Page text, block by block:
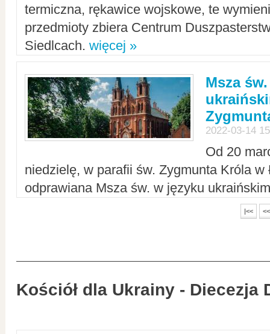
termiczna, rękawice wojskowe, te
przedmioty zbiera Centrum
Siedlcach. więcej »
Msza
2022-03-14
Od 20
niedzielę, w parafii św. Zygmunta Króla w
odprawiana Msza św. w języku
|<< <<
Kościół dla Ukrainy - Diecezja